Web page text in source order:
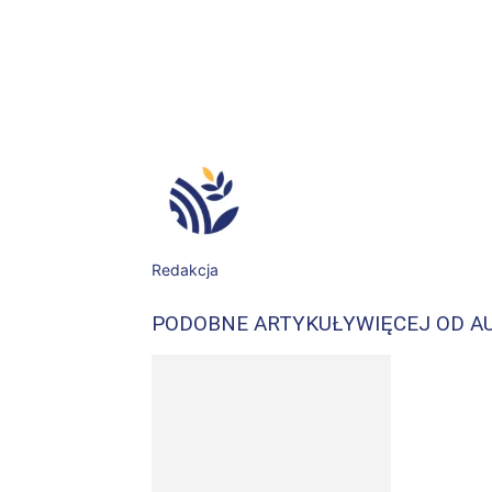
Redakcja
PODOBNE ARTYKUŁYWIĘCEJ OD